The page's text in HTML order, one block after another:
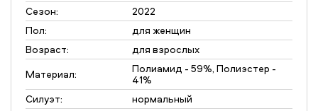
Сезон:
2022
Пол:
для женщин
Возраст:
для взрослых
Материал:
Полиамид - 59%, Полиэстер -
41%
Силуэт:
нормальный